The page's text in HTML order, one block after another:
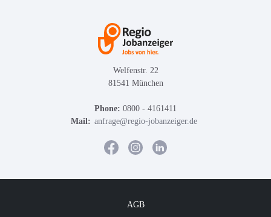
Welfenstr. 22
81541 München
Phone: 0800 - 4161411
Mail: anfrage@regio-jobanzeiger.de
AGB